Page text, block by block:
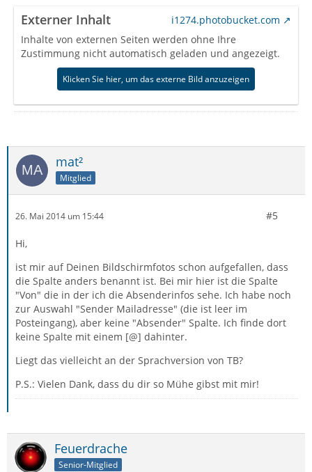
Externer Inhalt
i1274.photobucket.com
Inhalte von externen Seiten werden ohne Ihre
Zustimmung nicht automatisch geladen und angezeigt.
Klicken Sie hier, um das externe Bild anzuzeigen
mat²
Mitglied
26. Mai 2014 um 15:44 #5
Hi,
ist mir auf Deinen Bildschirmfotos schon aufgefallen, dass
die Spalte anders benannt ist. Bei mir hier ist die Spalte
"Von" die in der ich die Absenderinfos sehe. Ich habe noch
zur Auswahl "Sender Mailadresse" (die ist leer im
Posteingang), aber keine "Absender" Spalte. Ich finde dort
keine Spalte mit einem [@] dahinter.
Liegt das vielleicht an der Sprachversion von TB?
P.S.: Vielen Dank, dass du dir so Mühe gibst mit mir!
Feuerdrache
Senior-Mitglied